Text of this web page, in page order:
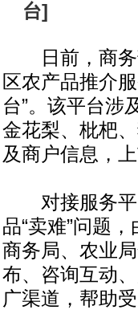
台]
日前，商务
区农产品推介
台”。该平台涉
金花梨、枇杷
及商户信息，
对接服务平
品“卖难”问题
商务局、农业
布、咨询互动
广渠道，帮助